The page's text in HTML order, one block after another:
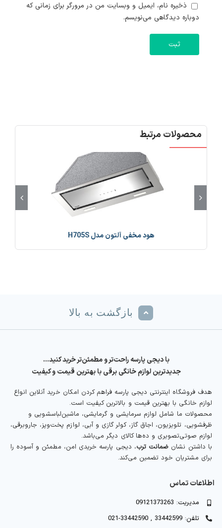
ذخیره نام، ایمیل و وبسایت من در مرورگر برای زمانی که
دوباره دیدگاهی می‌نویسم.
محصولات مرتبط
هود مخفی آلتون مدل H705S
بازگشت به بالا
با دیجی پارسه راحت‌تر و مطمئن‌تر خرید کنید…
جدیدترین لوازم خانگی برقی با بهترین قیمت و کیفیت
هدف فروشگاه اینترنتی دیجی پارسه فراهم کردن امکان خرید آنلاین انواع
لوازم خانگی با بهترین قیمت و بالاترین کیفیت است.
محصولات ما شامل لوازم سرمایشی و گرمایشی، ماشین‌لباسشویی و
ظرفشویی، تلویزیون، اجاق گاز، کولر گازی و آبی، لوازم پخت‌وپز، جاروبرقی،
لوازم صوتی‌تصویری و ده‌ها کالای دیگر می‌باشد.
با داشتن نشان ضمانت ترب، دیجی پارسه خریدی امن، مطمئن و آسوده را
برای مشتریان خود تضمین می‌کند.
اطلاعات تماس
مدیریت: 09121373263
تلفن: 33442599 , 33442590-021